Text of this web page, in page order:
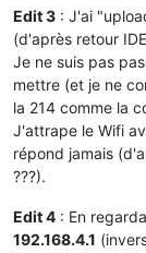
Edit 3 : J'ai
(d'après retour
Je ne suis pas
mettre (et je ne
la 214 comme la
J'attrape le Wifi
répond jamais
???).
Edit 4 : En
192.168.4.1